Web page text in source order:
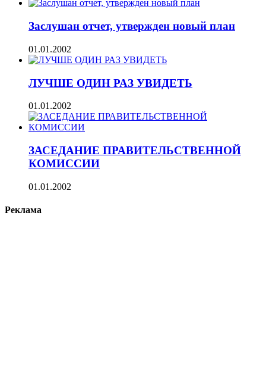
Заслушан отчет, утвержден новый план
01.01.2002
ЛУЧШЕ ОДИН РАЗ УВИДЕТЬ
01.01.2002
ЗАСЕДАНИЕ ПРАВИТЕЛЬСТВЕННОЙ
КОМИССИИ
01.01.2002
Реклама